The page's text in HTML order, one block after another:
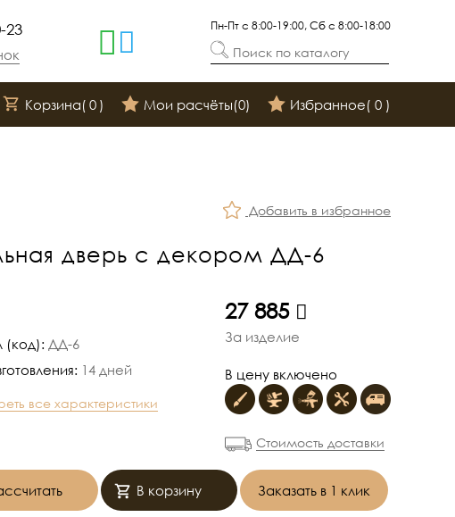
23 Пн-Пт с 8:00-19:00, Сб с 8:00-18:00
Поиск по каталогу
Корзина( 0 ) Мои расчёты(0) Избранное( 0 )
Добавить в избранное
дверь с декором ДД-6
(код): ДД-6
14 дней
все характеристики
27 885
руб.
За изделие
В цену включено
Стоимость доставки
В корзину Заказать в 1 клик